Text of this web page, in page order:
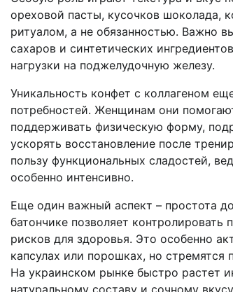
ореховой пасты, кусочков шоколада,
ритуалом, а не обязанностью. Важно
сахаров и синтетических
нагрузки на поджелудочную железу.
Уникальность конфет с коллагеном
потребностей. Женщинам они
поддерживать физическую форму,
ускорять восстановление после
пользу функциональных сладостей,
особенно интенсивно.
Еще один важный аспект – простота
батончике позволяет
рисков для здоровья. Это особенно
капсулах или порошках, но стремятся
На украинском рынке быстро растет
натуральному составу и сочному вкусу.